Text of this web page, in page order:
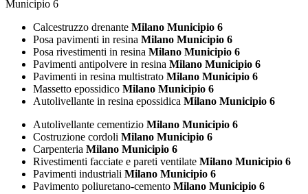
Calcestruzzo drenante Milano Municipio 6
Posa pavimenti in resina Milano Municipio 6
Posa rivestimenti in resina Milano Municipio 6
Pavimenti antipolvere in resina Milano Municipio 6
Pavimenti in resina multistrato Milano Municipio 6
Massetto epossidico Milano Municipio 6
Autolivellante in resina epossidica Milano Municipio 6
Autolivellante cementizio Milano Municipio 6
Costruzione cordoli Milano Municipio 6
Carpenteria Milano Municipio 6
Rivestimenti facciate e pareti ventilate Milano Municipio 6
Pavimenti industriali Milano Municipio 6
Pavimento poliuretano-cemento Milano Municipio 6